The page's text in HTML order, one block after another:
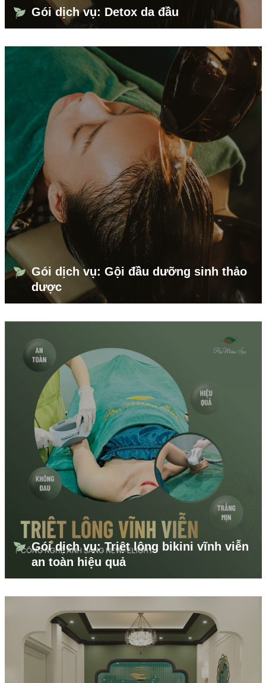
Gói dịch vụ: Detox da đầu
Gói dịch vụ: Gội đầu dưỡng sinh thảo
dược
Gói dịch vụ: Triệt lông bikini vĩnh viễn
an toàn hiệu quả